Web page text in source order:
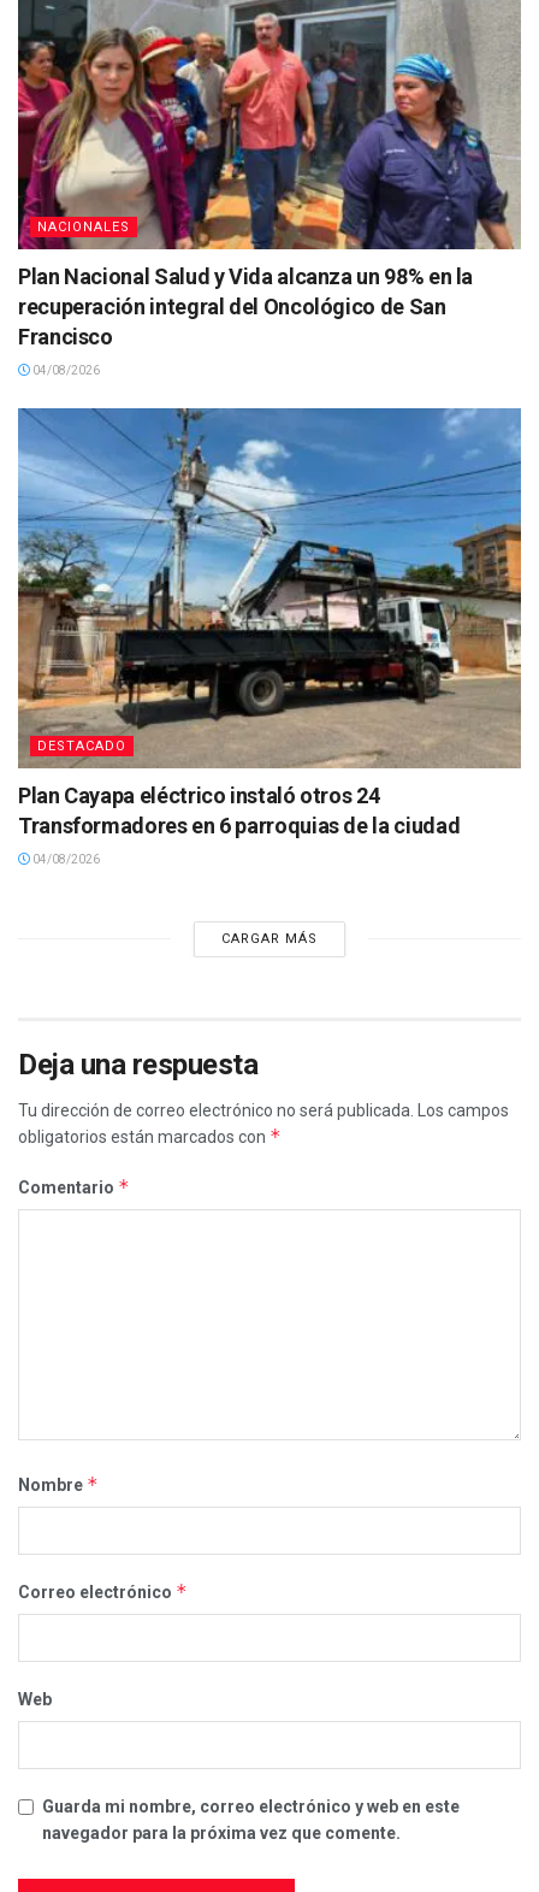
NACIONALES
Plan Nacional Salud y Vida alcanza un 98% en la
recuperación integral del Oncológico de San
Francisco
04/08/2026
DESTACADO
Plan Cayapa eléctrico instaló otros 24
Transformadores en 6 parroquias de la ciudad
04/08/2026
CARGAR MÁS
Deja una respuesta
Tu dirección de correo electrónico no será publicada.
Los campos
obligatorios están marcados con *
Comentario *
Nombre *
Correo electrónico *
Web
Guarda mi nombre, correo electrónico y web en este
navegador para la próxima vez que comente.